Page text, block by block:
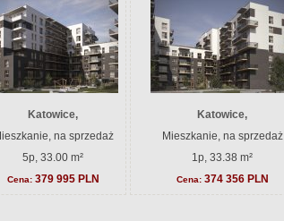
Katowice,
na sprzedaż
5p, 33.00 m²
Cena: 379 995 PLN
Katowice,
Mieszkanie, na sprzedaż
1p, 33.38 m²
Cena: 374 356 PLN